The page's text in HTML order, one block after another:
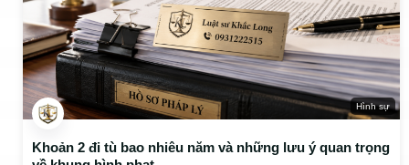
Hình sự
Khoản 2 đi tù bao nhiêu năm và những lưu ý quan trọng